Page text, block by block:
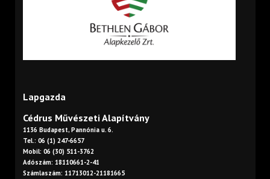
Lapgazda
Cédrus Művészeti Alapítvány
1136 Budapest, Pannónia u. 6.
Tel.: 06 (1) 247-6657
Mobil: 06 (30) 511-3762
Adószám: 18110661-2-41
Számlaszám: 11713012-21181665